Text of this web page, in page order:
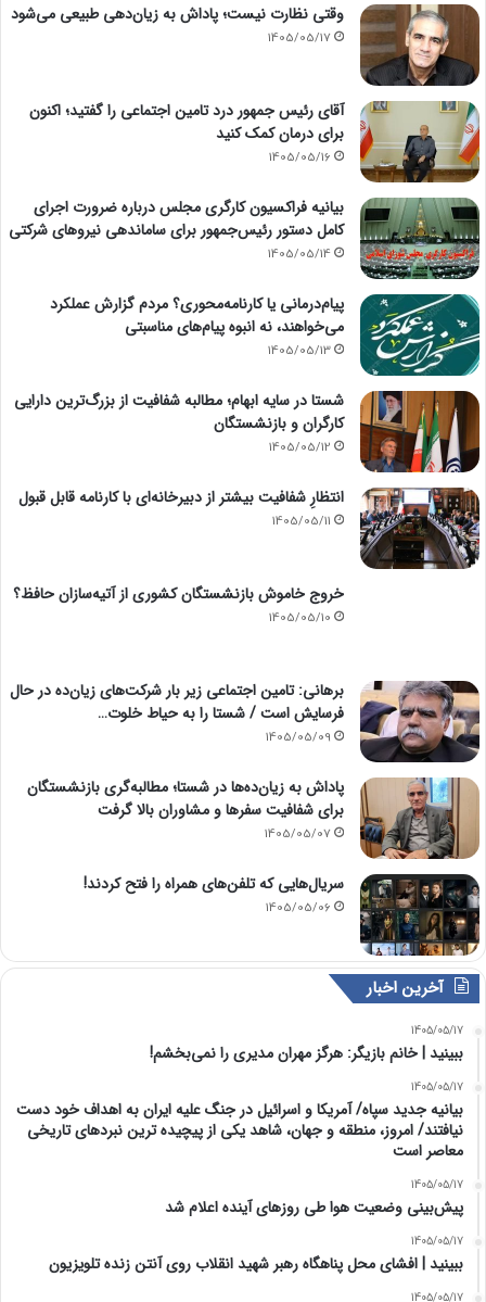
وقتی نظارت نیست؛ پاداش به زیان‌دهی طبیعی می‌شود
1405/05/17
آقای رئیس جمهور درد تامین اجتماعی را گفتید؛ اکنون
برای درمان کمک کنید
1405/05/16
بیانیه فراکسیون کارگری مجلس درباره ضرورت اجرای
کامل دستور رئیس‌جمهور برای ساماندهی نیروهای شرکتی
1405/05/14
پیام‌درمانی یا کارنامه‌محوری؟ مردم گزارش عملکرد
می‌خواهند، نه انبوه پیام‌های مناسبتی
1405/05/13
شستا در سایه ابهام؛ مطالبه شفافیت از بزرگ‌ترین دارایی
کارگران و بازنشستگان
1405/05/12
انتظارِ شفافیت بیشتر از دبیرخانه‌ای با کارنامه قابل قبول
1405/05/11
خروج خاموش بازنشستگان کشوری از آتیه‌سازان حافظ؟
1405/05/10
برهانی: تامین اجتماعی زیر بار شرکت‌های زیان‌ده در حال
فرسایش است / شستا را به حیاط خلوت…
1405/05/09
پاداش به زیان‌ده‌ها در شستا؛ مطالبه‌گری بازنشستگان
برای شفافیت سفرها و مشاوران بالا گرفت
1405/05/07
سریال‌هایی که تلفن‌های همراه را فتح کردند!
1405/05/06
آخرین اخبار
1405/05/17
ببینید | خانم بازیگر: هرگز مهران مدیری را نمی‌بخشم!
1405/05/17
بیانیه جدید سپاه/ آمریکا و اسرائیل در جنگ علیه ایران به اهداف خود دست
نیافتند/ امروز، منطقه و جهان، شاهد یکی از پیچیده ترین نبردهای تاریخی
معاصر است
1405/05/17
پیش‌بینی وضعیت هوا طی روزهای آینده اعلام شد
1405/05/17
ببینید | افشای محل پناهگاه‌ رهبر شهید انقلاب روی آنتن زنده تلویزیون
1405/05/17